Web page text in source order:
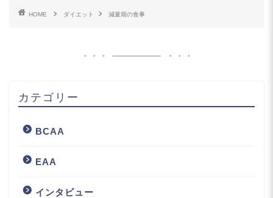
HOME ダイエット 減量期の食事
カテゴリー
BCAA
EAA
インタビュー